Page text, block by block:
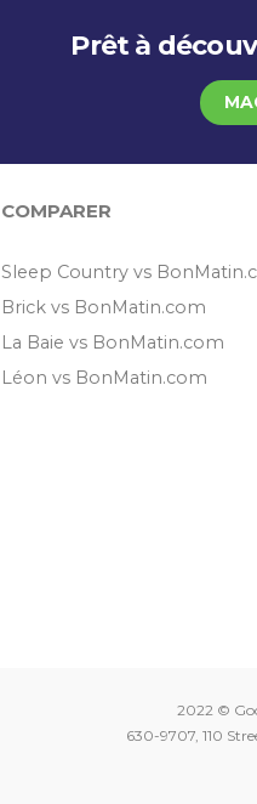
Prêt à
COMPARER
Sleep Country vs
Brick vs BonMatin.com
La Baie vs BonMatin.com
Léon vs BonMatin.com
2022 ©
630-9707, 110